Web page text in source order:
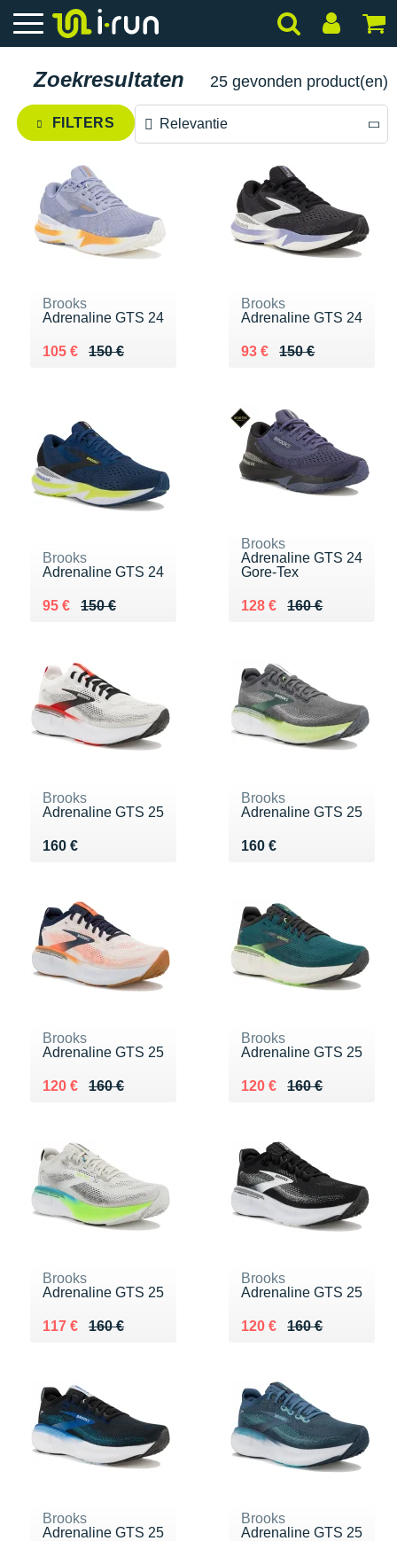
Zoekresultaten 25 gevonden product(en)
FILTERS Relevantie
Prijs oplopend
Brooks
Adrenaline GTS 24
150 €
Au lieu de 150 €
105 €
Vendu 105 €
Brooks
Adrenaline GTS 24
150 €
Au lieu de 150 €
93 €
Vendu 93 €
Brooks
Adrenaline GTS 24
150 €
Au lieu de 150 €
95 €
Vendu 95 €
Brooks
Adrenaline GTS 24
Gore-Tex
160 €
Au lieu de 160 €
128 €
Vendu 128 €
Brooks
Adrenaline GTS 25
160 €
Vendu 160 €
Brooks
Adrenaline GTS 25
160 €
Vendu 160 €
Brooks
Adrenaline GTS 25
160 €
Au lieu de 160 €
120 €
Vendu 120 €
Brooks
Adrenaline GTS 25
160 €
Au lieu de 160 €
120 €
Vendu 120 €
Brooks
Adrenaline GTS 25
160 €
Au lieu de 160 €
117 €
Vendu 117 €
Brooks
Adrenaline GTS 25
160 €
Au lieu de 160 €
120 €
Vendu 120 €
Brooks
Adrenaline GTS 25
Brooks
Adrenaline GTS 25